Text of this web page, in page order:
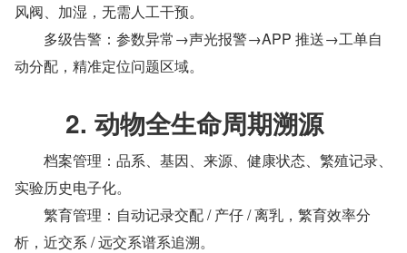
风阀、加湿，无需人工干预。
多级告警：参数异常→声光报警→APP 推送→工单自
动分配，精准定位问题区域。
2. 动物全生命周期溯源
档案管理：品系、基因、来源、健康状态、繁殖记录、
实验历史电子化。
繁育管理：自动记录交配 / 产仔 / 离乳，繁育效率分
析，近交系 / 远交系谱系追溯。